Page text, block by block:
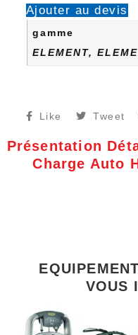
Ajouter au devis
gamme
ELEMENT,
Like Tweet
Présentation
Charge Auto
VOUS